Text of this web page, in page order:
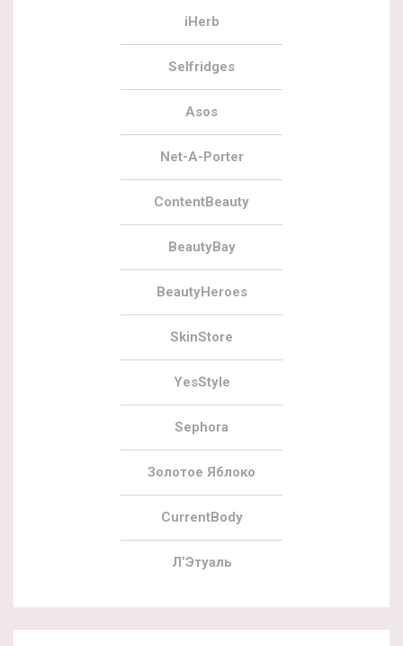
iHerb
Selfridges
Asos
Net-A-Porter
ContentBeauty
BeautyBay
BeautyHeroes
SkinStore
YesStyle
Sephora
Золотое Яблоко
CurrentBody
Л’Этуаль